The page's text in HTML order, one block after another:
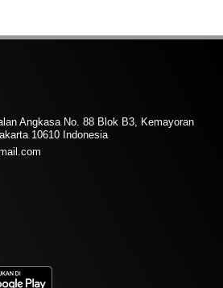
Angkasa No. 88 Blok B3, Kemayoran
10610 Indonesia